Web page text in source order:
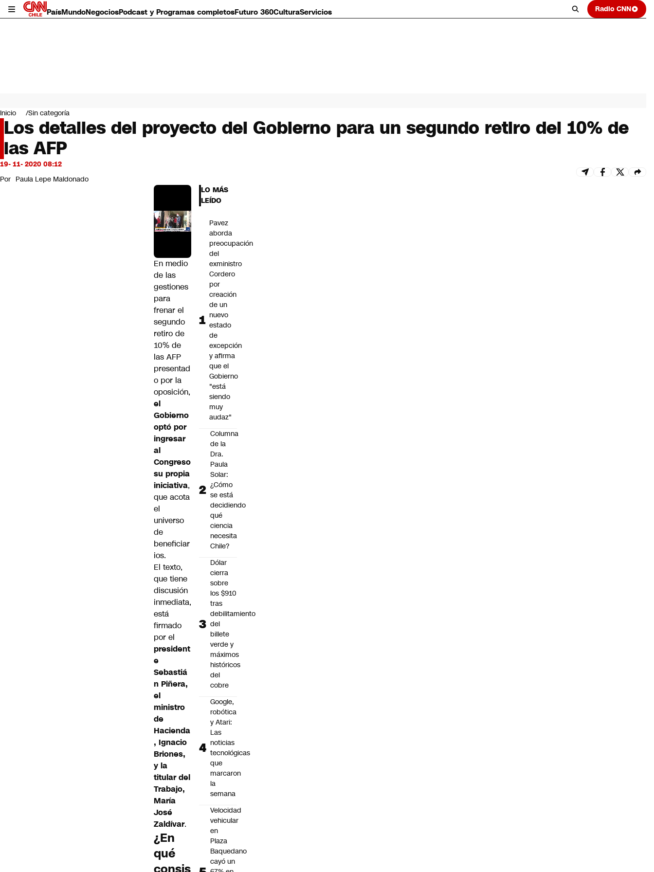
PaísMundoNegociosPodcast y Programas completosFuturo 360CulturaServicios Radio CNN
Mundo
Negocios
Deportes
Programas completos
Cultura
Servicios
Bits
CNN Data
Inicio Sin categoría
Los detalles del proyecto del Gobierno para un segundo retiro del 10% de
las AFP
19- 11- 2020 08:12
Por Paula Lepe Maldonado
En medio
de las
gestiones
para
frenar el
segundo
retiro de
10% de
las AFP
presentad
o por la
oposición,
el
Gobierno
optó por
ingresar
al
Congreso
su propia
iniciativa,
que acota
el
universo
de
beneficiar
ios.
El texto,
que tiene
discusión
inmediata,
está
firmado
por el
president
e
Sebastiá
n Piñera,
el
ministro
de
Hacienda
, Ignacio
Briones,
y la
titular del
Trabajo,
María
José
Zaldívar.
¿En
qué
LO MÁS
LEÍDO
Pavez
aborda
preocupación
del
exministro
Cordero
por
creación
de un
nuevo
estado
de
excepción
y afirma
que el
Gobierno
"está
siendo
muy
audaz"
Columna
de la
Dra.
Paula
Solar:
¿Cómo
se está
decidiendo
qué
ciencia
necesita
Chile?
Dólar
cierra
sobre
los $910
tras
debilitamiento
del
billete
verde y
máximos
históricos
del
cobre
Google,
robótica
y Atari:
Las
noticias
tecnológicas
que
marcaron
la
semana
Velocidad
vehicular
en
Plaza
Baquedano
cayó un